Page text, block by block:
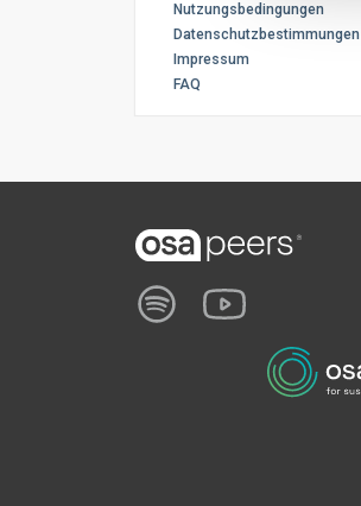
Nutzungsbedingungen
Datenschutzbestimmungen
Impressum
FAQ